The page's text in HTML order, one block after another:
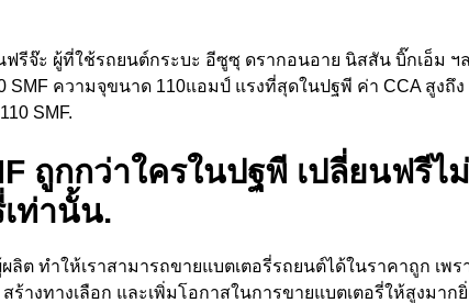
ฟรีจ๊ะ ผู้ที่ใช้รถยนต์กระบะ อีซูซุ ดรากอนอาย นิสสัน บิ๊กเอ็ม ฯ
ความจุขนาด 110แอมป์ แรงที่สุดในปฐพี ค่า CCA สูงถึง
SMF.
ถูกกว่าใครในปฐพี เปลี่ยนฟรีไ
ท่านั้น.
ต ทำให้เราสามารถขายแบตเตอรี่รถยนต์ได้ในราคาถูก เพร
างทางเลือก และเพิ่มโอกาสในการขายแบตเตอรี่ให้สูงมาก